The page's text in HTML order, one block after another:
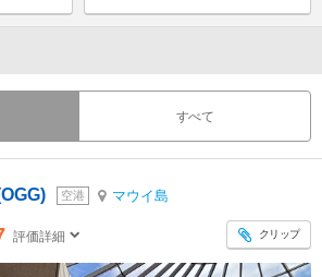
すべて
空港 マウイ島
評価詳細 クリップ